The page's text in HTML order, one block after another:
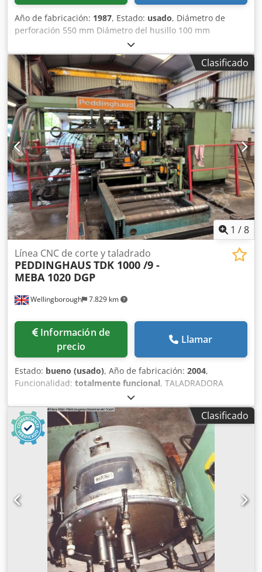
Año de fabricación: 1987, Estado: usado, Diámetro de
perforación 550 mm Diámetro del husillo 100 mm
Profundidad de perforación 320 mm Velocidad 10 70 rpm
Chjdpfxstv Ihwo Ag Toa Avance continuo 0 - 12 mm/min
Alimentación 380 V / 50 Hz Potencia total necesaria 3 kW
Peso de la máquina aprox. 1,35 toneladas Espacio
necesario aprox. 1,0 x 2,5 x 1,0 m Mandrinadora
transportable, completamente lista para la conexión
Accionamiento del husillo de perforación mediante
reductor planetario LENZE, Accionamiento de avance con
motor de corriente continua LENZE, potencia 100 vatios,
giro en sentido horario y antihorario, con
portaherramientas para Ø 420 y Ø 550 mm,
portaherramientas para herramienta de refrentar, de
LENZ LPAS 3, varias herramientas de torneado,
Clasificado
1 /8
Wellingborough 7.829 km
Línea CNC de corte y taladrado
PEDDINGHAUSTDK 1000 /9 -
MEBA 1020 DGP
Información de
precio
Llamar
Estado: bueno (usado), Año de fabricación: 2004,
Funcionalidad: totalmente funcional, TALADRADORA
PEDDINGHAUS TDK 1000/9 9 HUSOS PERFIL MÁXIMO: 1000
X 420 mm Chsdpfxszc I Iye Ag Tsa SIERRADORA MEBA 1020
DGP diámetro de corte: 510 mm capacidad a 90 grados:
redonda: 510 mm capacidad a 90 grados: plana: 1020 x
510 mm capacidad a 60 grados: redonda: 500 (400) mm
capacidad a 60 grados: plana: 500 (400) x 510 mm
capacidad a 45 grados: redonda: 510 mm capacidad a 45
grados: plana: 750 (670) x 510 mm
Clasificado